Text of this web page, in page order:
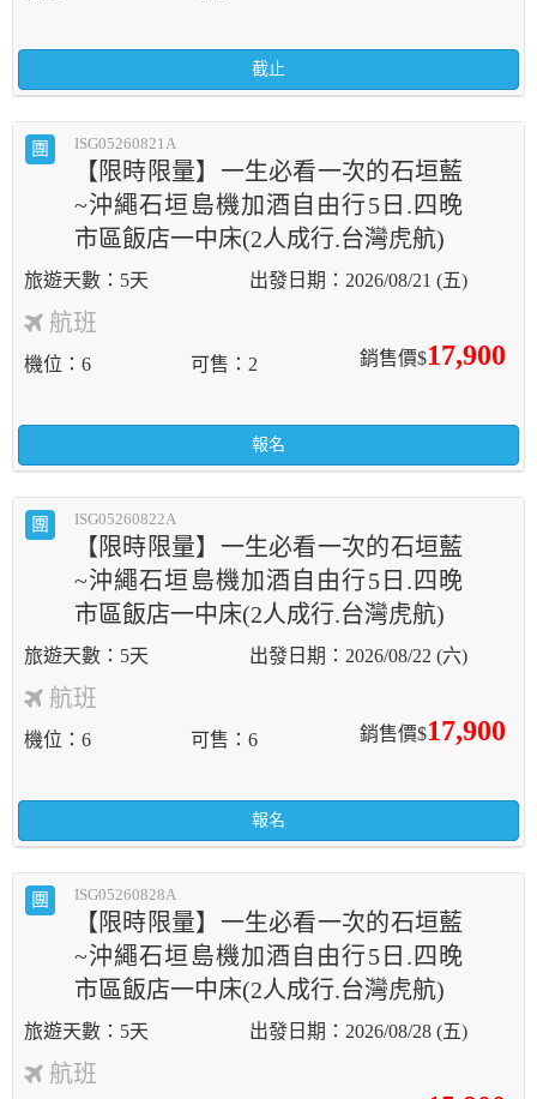
截止
團 ISG05260821A
【限時限量】一生必看一次的石垣藍
~沖繩石垣島機加酒自由行5日.四晚
市區飯店一中床(2人成行.台灣虎航)
5天 2026/08/21 (五)
航班
銷售價$17,900
機位 6 可售 2
報名
團 ISG05260822A
【限時限量】一生必看一次的石垣藍
~沖繩石垣島機加酒自由行5日.四晚
市區飯店一中床(2人成行.台灣虎航)
5天 2026/08/22 (六)
航班
銷售價$17,900
機位 6 可售 6
報名
團 ISG05260828A
【限時限量】一生必看一次的石垣藍
~沖繩石垣島機加酒自由行5日.四晚
市區飯店一中床(2人成行.台灣虎航)
5天 2026/08/28 (五)
航班